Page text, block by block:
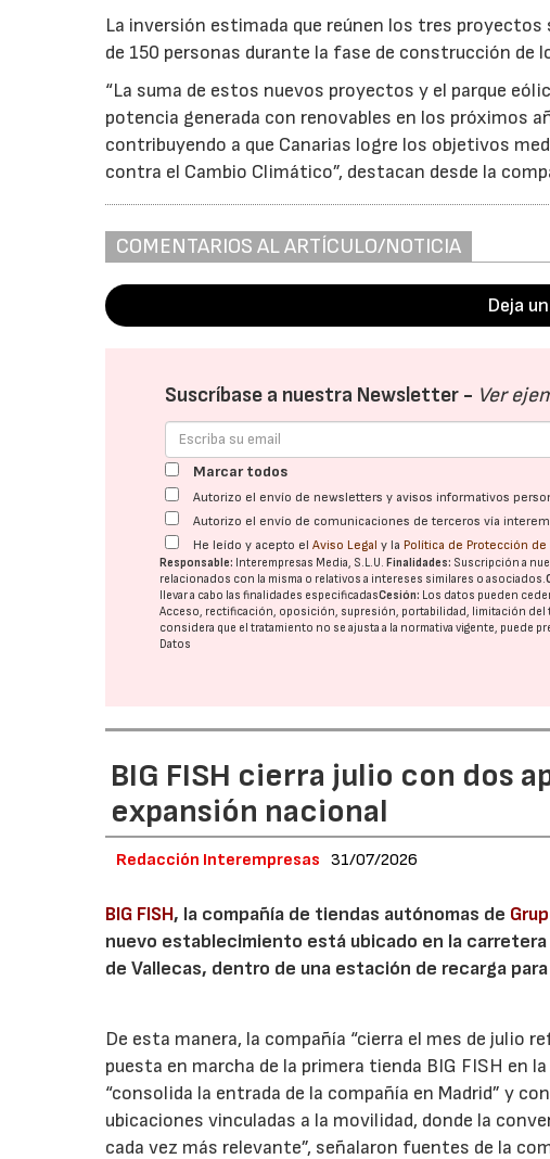
La inversión estimada que reúnen los tres
de 150 personas durante la fase de construcción de
“La suma de estos nuevos proyectos y el parque
potencia generada con renovables en los próximos
contribuyendo a que Canarias logre los objetivos
contra el Cambio Climático”, destacan desde la
COMENTARIOS AL ARTÍCULO/NOTICIA
Deja
Suscríbase a nuestra Newsletter - Ver
Marcar todos
Autorizo el envío de newsletters y avisos informativos
Autorizo el envío de comunicaciones de terceros vía
He leído y acepto elAviso Legal y la Política de Protección de
Responsable: Interempresas Media, S.L.U.Finalidades: Suscripción a
relacionados con la misma o relativos a intereses similares o asociados.
llevar a cabo las finalidades especificadasCesión: Los datos pueden
Acceso, rectificación, oposición, supresión, portabilidad, limitación del
considera que el tratamiento no se ajusta a la normativa vigente, puede
Datos
BIG FISH cierra julio con dos
expansión nacional
Redacción Interempresas 31/07/2026
BIG FISH, la compañía de tiendas autónomas de
nuevo establecimiento está ubicado en la
de Vallecas, dentro de una estación de recarga
De esta manera, la compañía “cierra el mes de julio
puesta en marcha de la primera tienda BIG FISH en
“consolida la entrada de la compañía en Madrid” y
ubicaciones vinculadas a la movilidad, donde la
cada vez más relevante”, señalaron fuentes de la